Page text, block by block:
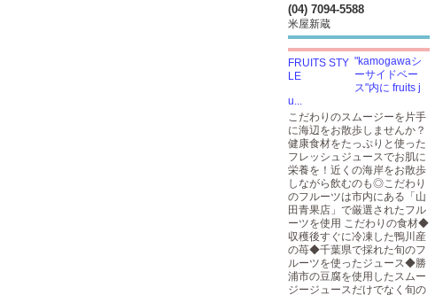
(04) 7094-5588
米屋新蔵
"kamogawaシ
ーサイドベー
ス"内に fruits j
u...
こだわりのスムージーを片手
に海辺をお散歩しませんか？
健康食材をたっぷりと使った
フレッシュジュースでお肌に
栄養を！近くの海岸をお散歩
しながら飲むのも◎こだわり
のフルーツは市内にある「山
田青果店」で厳選されたフル
ーツを使用 こだわりの食材◆
収穫後すぐに冷凍した鴨川産
の苺◆千葉県で採れた旬のフ
ルーツを使ったジュース◆勝
浦市の豆腐を使用したスムー
ジージュースだけでなく旬の